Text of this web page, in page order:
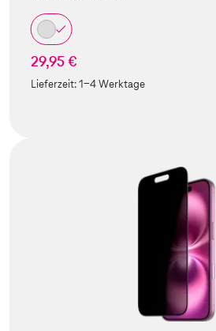
29,95 €
Lieferzeit:1-4 Werktage